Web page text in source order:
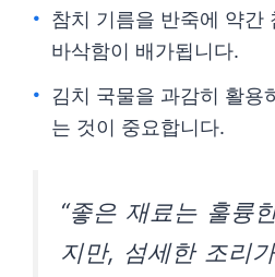
참치 기름을 반죽에 약간
바삭함이 배가됩니다.
김치 국물을 과감히 활용
는 것이 중요합니다.
“좋은 재료는 훌륭
지만, 섬세한 조리